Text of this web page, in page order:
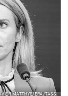
MATTHYS/EPA/TASS